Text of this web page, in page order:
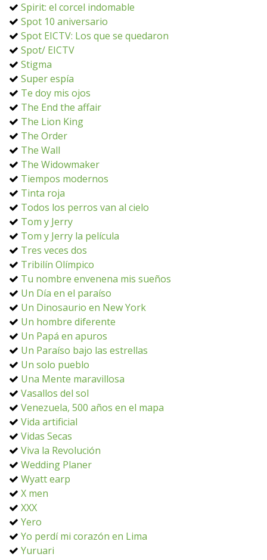
Spirit: el corcel indomable
Spot 10 aniversario
Spot EICTV: Los que se quedaron
Spot/ EICTV
Stigma
Super espía
Te doy mis ojos
The End the affair
The Lion King
The Order
The Wall
The Widowmaker
Tiempos modernos
Tinta roja
Todos los perros van al cielo
Tom y Jerry
Tom y Jerry la película
Tres veces dos
Tribilín Olímpico
Tu nombre envenena mis sueños
Un Día en el paraíso
Un Dinosaurio en New York
Un hombre diferente
Un Papá en apuros
Un Paraíso bajo las estrellas
Un solo pueblo
Una Mente maravillosa
Vasallos del sol
Venezuela, 500 años en el mapa
Vida artificial
Vidas Secas
Viva la Revolución
Wedding Planer
Wyatt earp
X men
XXX
Yero
Yo perdí mi corazón en Lima
Yuruari